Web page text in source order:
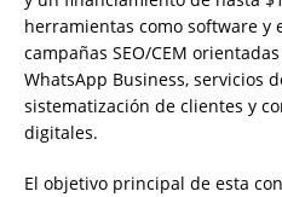
herramientas como software y
campañas SEO/CEM
WhatsApp Business, servicios
sistematización de clientes y
digitales.
El objetivo principal de esta